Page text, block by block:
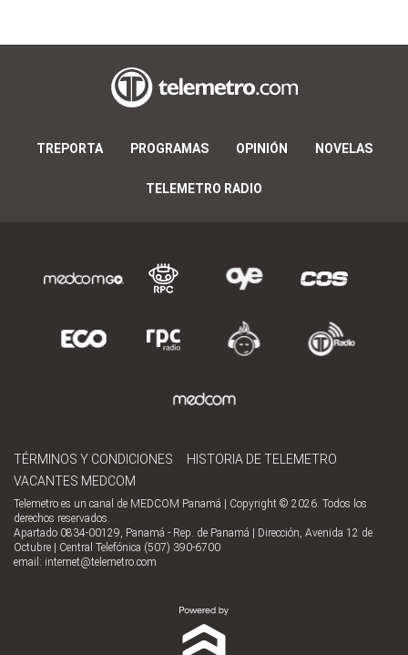
TREPORTA PROGRAMAS OPINIÓN NOVELAS
TELEMETRO RADIO
TÉRMINOS Y CONDICIONES
HISTORIA DE TELEMETRO
VACANTES MEDCOM
Telemetro es un canal de MEDCOM Panamá | Copyright © 2026. Todos los
derechos reservados.
Apartado 0834-00129, Panamá - Rep. de Panamá | Dirección, Avenida 12 de
Octubre | Central Telefónica (507) 390-6700
email: internet@telemetro.com